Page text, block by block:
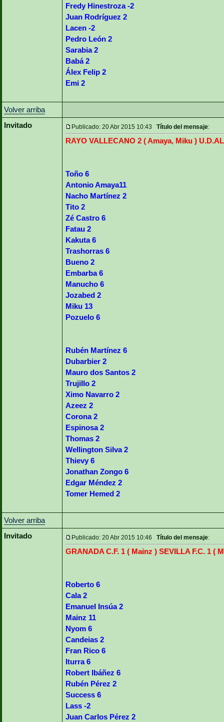
Fredy Hinestroza -2
Juan Rodríguez 2
Lacen -2
Pedro León 2
Sarabia 2
Babá 2
Álex Felip 2
Emi 2
Volver arriba
Invitado
Publicado: 20 Abr 2015 10:43 Título del mensaje:
RAYO VALLECANO 2 ( Amaya, Miku )
Toño 6
Antonio Amaya11
Nacho Martínez 2
Tito 2
Zé Castro 6
Fatau 2
Kakuta 6
Trashorras 6
Bueno 2
Embarba 6
Manucho 6
Jozabed 2
Miku 13
Pozuelo 6
Rubén Martínez 6
Dubarbier 2
Mauro dos Santos 2
Trujillo 2
Ximo Navarro 2
Azeez 2
Corona 2
Espinosa 2
Thomas 2
Wellington Silva 2
Thievy 6
Jonathan Zongo 6
Edgar Méndez 2
Tomer Hemed 2
Volver arriba
Invitado
Publicado: 20 Abr 2015 10:46 Título del mensaje:
GRANADA C.F. 1 ( Mainz ) SEVILLA F.C. 1 (
Roberto 6
Cala 2
Emanuel Insúa 2
Mainz 11
Nyom 6
Candeias 2
Fran Rico 6
Iturra 6
Robert Ibáñez 6
Rubén Pérez 2
Success 6
Lass -2
Juan Carlos Pérez 2